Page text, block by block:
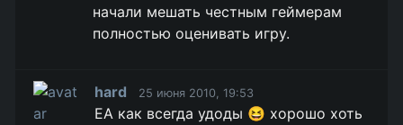
начали мешать честным геймерам
полностью оценивать игру.
hard 25 июня 2010, 19:53
ЕА как всегда удоды 😆 хорошо хоть